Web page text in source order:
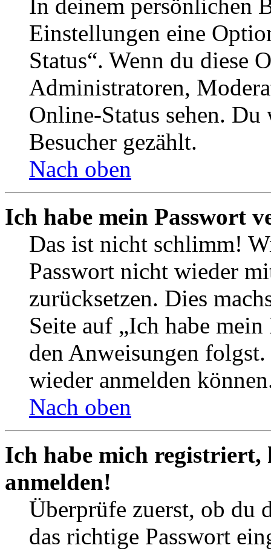
In deinem persönlichen
Einstellungen eine
Status“. Wenn du diese
Administratoren,
Online-Status sehen.
Besucher gezählt.
Nach oben
Ich habe mein Passwort
Das ist nicht schlimm!
Passwort nicht wieder
zurücksetzen. Dies
Seite auf „Ich habe
den Anweisungen
wieder anmelden
Nach oben
Ich habe mich
anmelden!
Überprüfe zuerst, ob du
das richtige Passwort